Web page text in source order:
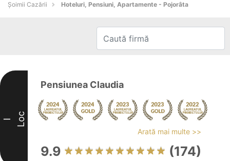
Șoimii Cazării Hoteluri, Pensiuni, Apartamente - Pojorâta
I Loc
Pensiunea Claudia
Arată mai multe >>
9.9 (174)